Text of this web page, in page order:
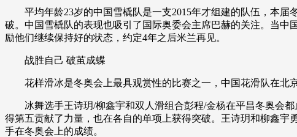
平均年龄23岁的中国雪橇队是一支2015年才组建的队伍，本届
破。中国雪橇队的表现也吸引了国际奥委会主席巴赫的关注。当
励他们继续保持好的状态，约定4年之后米兰再见。
战胜自己 破茧成蝶
花样滑冰是冬奥会上最具观赏性的比赛之一，中国花滑队在北京
冰舞选手王诗玥/柳鑫宇和双人滑组合彭程/金杨在平昌冬奥会都
得第五贡献了力量，也在各自的单项上获得突破。王诗玥和柳鑫宇
手在冬奥会上的成绩。